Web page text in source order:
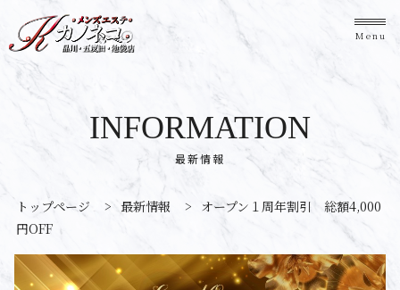
Menu
最新情報
INFORMATION
トップページ > 最新情報 > オープン１周年割引 総額4,000
円OFF